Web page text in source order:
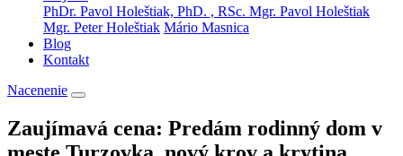
PhDr. Pavol Holeštiak, PhD. , RSc. Mgr. Pavol Holeštiak
Mgr. Peter Holeštiak Mário Masnica
Blog
Kontakt
Nacenenie
Zaujímavá cena: Predám rodinný dom v